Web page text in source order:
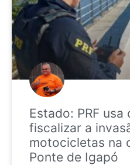
Estado: PRF usa
fiscalizar a
motocicletas na
Ponte de Igapó